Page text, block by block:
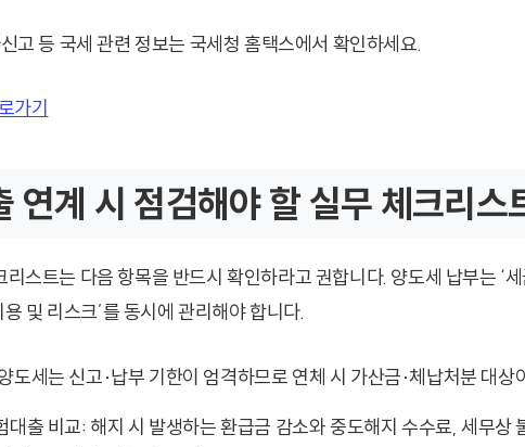
고 등 국세 관련 정보는 국세청 홈택스에서 확인하세요.
가기
연계 시 점검해야 할 실무 체크리스
스트는 다음 항목을 반드시 확인하라고 권합니다. 양도세 납부는 ‘
용 및 리스크’를 동시에 관리해야 합니다.
도세는 신고·납부 기한이 엄격하므로 연체 시 가산금·체납처분 대상
대출 비교: 해지 시 발생하는 환급금 감소와 중도해지 수수료, 세무상